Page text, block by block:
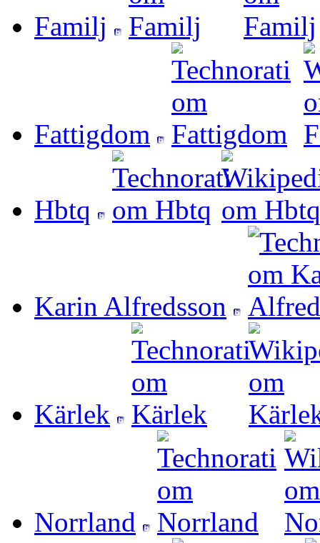
Familj
Fattigdom
Hbtq
Karin Alfredsson
Kärlek
Norrland